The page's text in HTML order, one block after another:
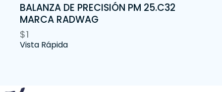
BALANZA DE PRECISIÓN PM 25.C32
MARCA RADWAG
$1
Vista Rápida